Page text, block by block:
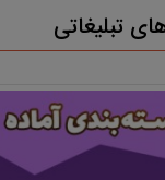
تبلیغاتی